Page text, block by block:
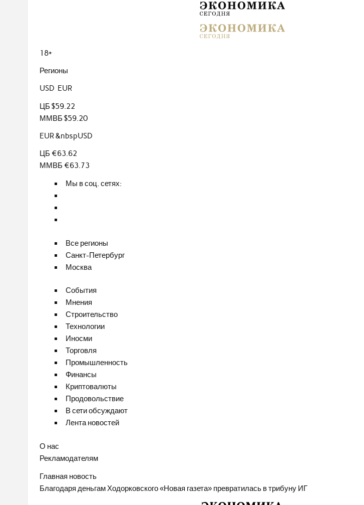
18+
Регионы
USD EUR
ЦБ $59.22
ММВБ $59.20
EUR &nbspUSD
ЦБ €63.62
ММВБ €63.73
Мы в соц. сетях:
Все регионы
Санкт-Петербург
Москва
События
Мнения
Строительство
Технологии
Иносми
Торговля
Промышленность
Финансы
Криптовалюты
Продовольствие
В сети обсуждают
Лента новостей
О нас
Рекламодателям
Главная новость
Благодаря деньгам Ходорковского «Новая газета» превратилась в трибуну ИГ